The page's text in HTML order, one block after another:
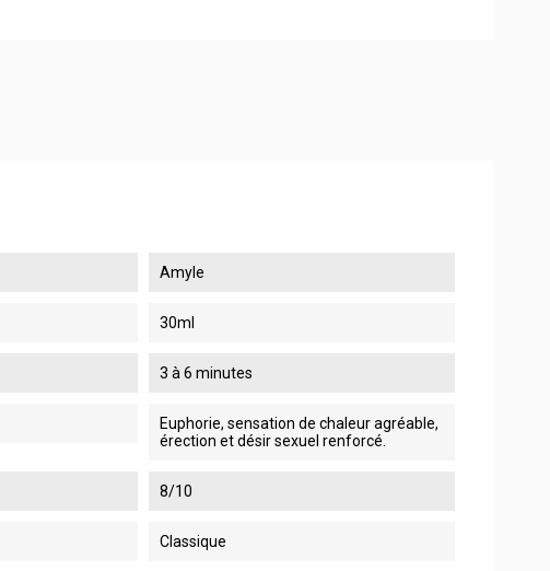
Amyle
30ml
3 à 6 minutes
Euphorie, sensation de chaleur agréable,
érection et désir sexuel renforcé.
8/10
Classique